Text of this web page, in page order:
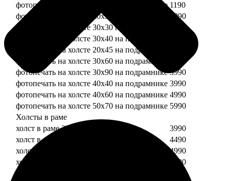
фотопечать на холсте 20х20 на подрамнике 1190
фотопечать на холсте 20х30 на подрамнике
1990
фотопечать на холсте 30х30 на подрамнике
фотопечать на холсте 30х40 на подрамнике
фотопечать на холсте 20х45 на подрамнике
фотопечать на холсте 30х60 на подрамнике
фотопечать на холсте 30х90 на подрамнике 3990
фотопечать на холсте 40х40 на подрамнике 3990
фотопечать на холсте 40х60 на подрамнике 4990
фотопечать на холсте 50х70 на подрамнике 5990
Холсты в раме
холст в раме 20х20
3990
холст в раме 20х30
4490
холст в раме 30х30
4990
холст в раме 30х40
5490